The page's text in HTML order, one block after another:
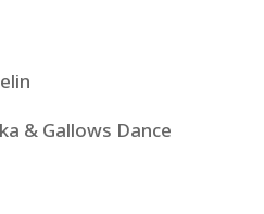
& Gallows Dance